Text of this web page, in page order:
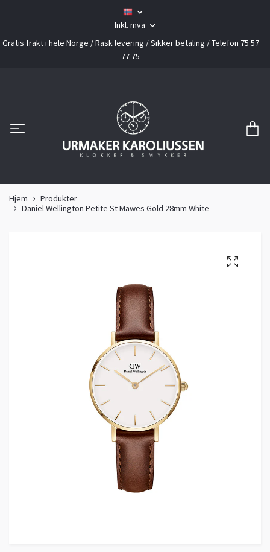
Inkl. mva
Gratis frakt i hele Norge / Rask levering / Sikker betaling / Telefon 75 57
77 75
Hjem
Produkter
Daniel Wellington Petite St Mawes Gold 28mm White